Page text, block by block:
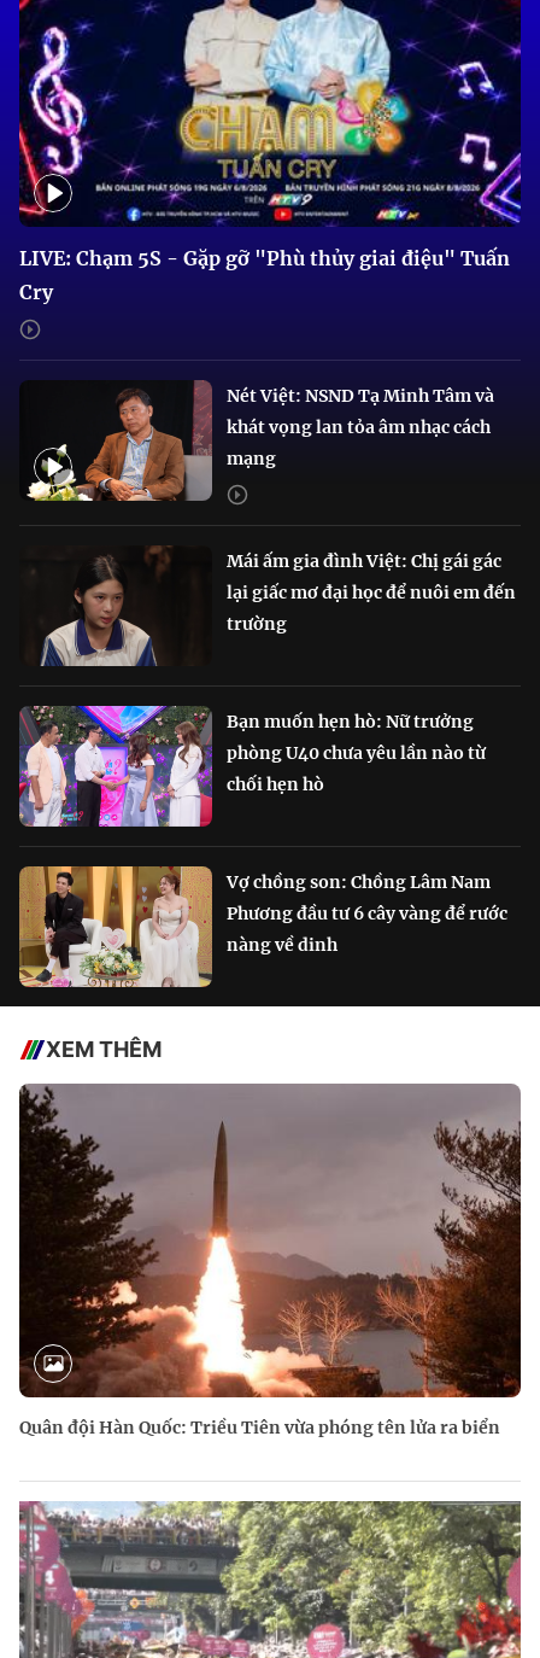
LIVE: Chạm 5S - Gặp gỡ "Phù thủy giai điệu" Tuấn
Cry
Nét Việt: NSND Tạ Minh Tâm và
khát vọng lan tỏa âm nhạc cách
mạng
Mái ấm gia đình Việt: Chị gái gác
lại giấc mơ đại học để nuôi em đến
trường
Bạn muốn hẹn hò: Nữ trưởng
phòng U40 chưa yêu lần nào từ
chối hẹn hò
Vợ chồng son: Chồng Lâm Nam
Phương đầu tư 6 cây vàng để rước
nàng về dinh
XEM THÊM
Quân đội Hàn Quốc: Triều Tiên vừa phóng tên lửa ra biển